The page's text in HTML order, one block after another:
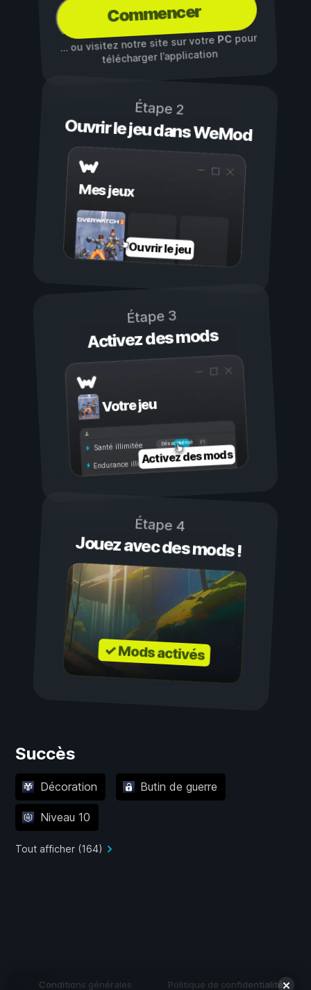
Commencer
… ou visitez notre site sur votre PCpour
télécharger l’application
Étape 2
Ouvrir le jeu dans WeMod
Mes jeux
Ouvrir le jeu
Étape 3
Activez des mods
Votre jeu
Activé
Désactivé
Santé illimitée
Endurance illimitéeActivez des mods
Étape 4
Jouez avec des mods !
✓ Mods activés
Succès
Décoration Butin de guerre
Niveau 10
Tout afficher (164)
Conditions générales Politique de confidentialité